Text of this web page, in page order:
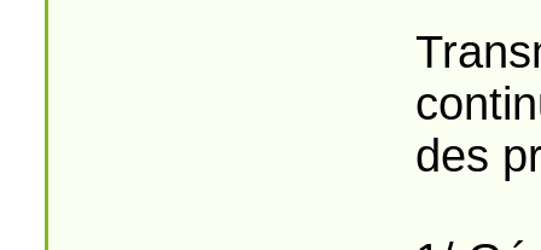
des